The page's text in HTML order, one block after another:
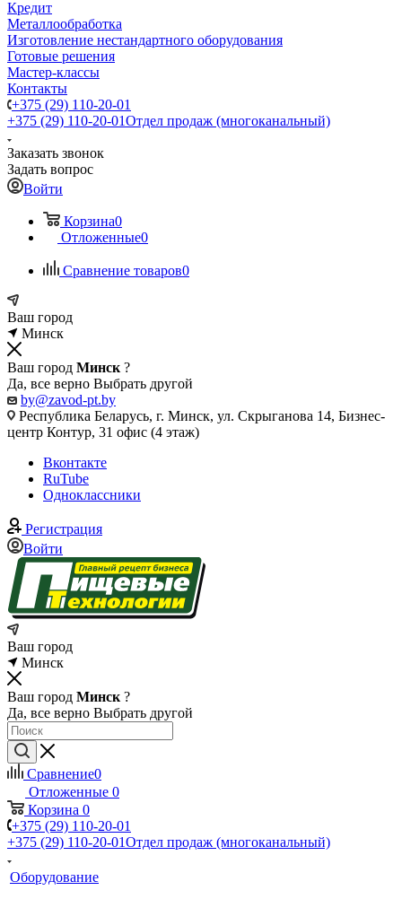
Кредит
Металлообработка
Изготовление нестандартного оборудования
Готовые решения
Мастер-классы
Контакты
+375 (29) 110-20-01
+375 (29) 110-20-01Отдел продаж (многоканальный)
Заказать звонок
Задать вопрос
Войти
Корзина0
Отложенные0
Сравнение товаров0
Ваш город
Минск
Ваш город Минск ?
Да, все верно Выбрать другой
by@zavod-pt.by
Республика Беларусь, г. Минск, ул. Скрыганова 14, Бизнес-
центр Контур, 31 офис (4 этаж)
Вконтакте
RuTube
Одноклассники
Регистрация
Войти
Ваш город
Минск
Ваш город Минск ?
Да, все верно Выбрать другой
Сравнение0
Отложенные 0
Корзина 0
+375 (29) 110-20-01
+375 (29) 110-20-01Отдел продаж (многоканальный)
Оборудование